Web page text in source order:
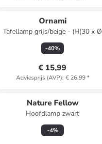
Ornami
Tafellamp grijs/beige - (H)30 x Ø
22,5 cm
-40%
€ 15,99
Adviesprijs (AVP): € 26,99*
Nature Fellow
Hoofdlamp zwart
-4%